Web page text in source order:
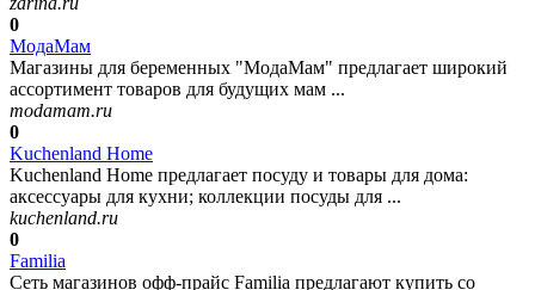
0
МодаМам
Магазины для беременных "МодаМам" предлагает широкий
ассортимент товаров для будущих мам ...
modamam.ru
0
Kuchenland Home
Kuchenland Home предлагает посуду и товары для дома:
аксессуары для кухни; коллекции посуды для ...
kuchenland.ru
0
Familia
Сеть магазинов офф-прайс Familia предлагают купить со